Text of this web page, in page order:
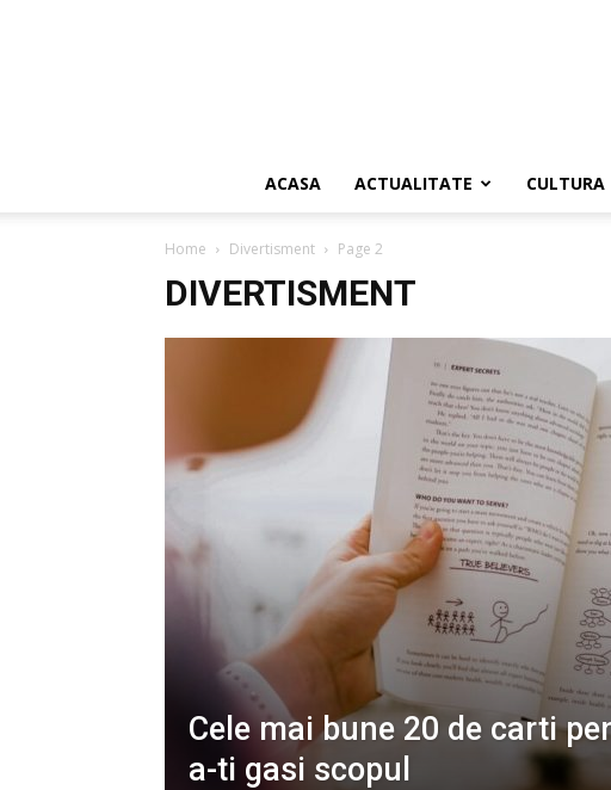
ACASA ACTUALITATE CULTURA
Home Divertisment Page 2
DIVERTISMENT
Cele mai bune 20 de carti
a-ti gasi scopul